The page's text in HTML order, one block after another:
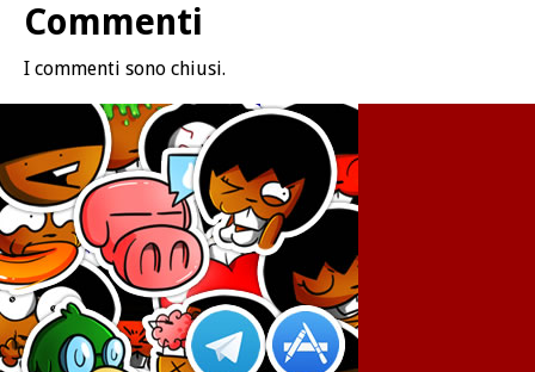
Commenti
I commenti sono chiusi.